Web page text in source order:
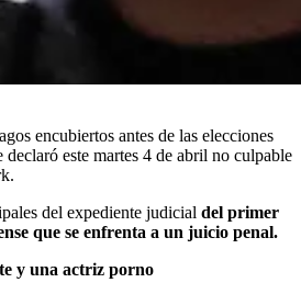
encubiertos antes de las elecciones
este martes 4 de abril no culpable
del expediente judicial del primer
que se enfrenta a un juicio penal.
y una actriz porno